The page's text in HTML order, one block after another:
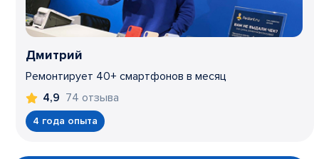
Дмитрий
Ремонтирует 40+ смартфонов в месяц
4,9 74 отзыва
4 года опыта